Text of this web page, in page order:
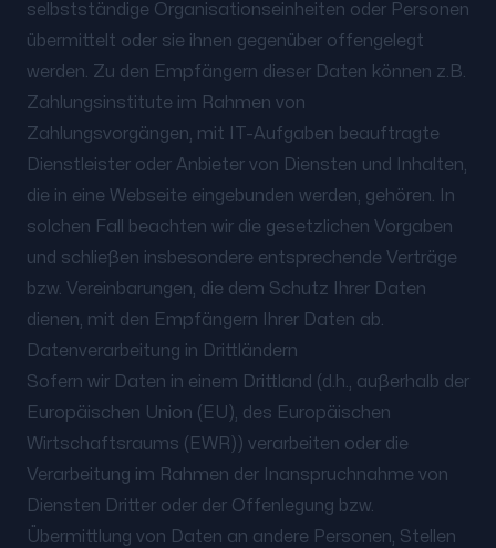
selbstständige Organisationseinheiten oder Personen
übermittelt oder sie ihnen gegenüber offengelegt
werden. Zu den Empfängern dieser Daten können z.B.
Zahlungsinstitute im Rahmen von
Zahlungsvorgängen, mit IT-Aufgaben beauftragte
Dienstleister oder Anbieter von Diensten und Inhalten,
die in eine Webseite eingebunden werden, gehören. In
solchen Fall beachten wir die gesetzlichen Vorgaben
und schließen insbesondere entsprechende Verträge
bzw. Vereinbarungen, die dem Schutz Ihrer Daten
dienen, mit den Empfängern Ihrer Daten ab.
Datenverarbeitung in Drittländern
Sofern wir Daten in einem Drittland (d.h., außerhalb der
Europäischen Union (EU), des Europäischen
Wirtschaftsraums (EWR)) verarbeiten oder die
Verarbeitung im Rahmen der Inanspruchnahme von
Diensten Dritter oder der Offenlegung bzw.
Übermittlung von Daten an andere Personen, Stellen